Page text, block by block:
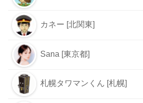
カネー [北関東]
Sana [東京都]
札幌タワマンくん [札幌]